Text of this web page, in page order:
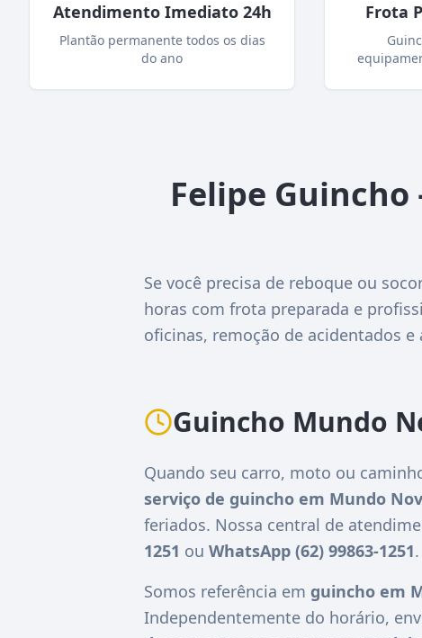
Atendimento Imediato 24h
Plantão permanente todos os dias
do ano
Frota
Felipe
Se você precisa de reboque ou
horas com frota preparada e
oficinas, remoção de acidentados
Guincho Mundo
Quando seu carro, moto ou
serviço de guincho em Mundo
feriados. Nossa central de
1251 ou WhatsApp (62) 99863-1251.
Somos referência em guincho em
Independentemente do horário,